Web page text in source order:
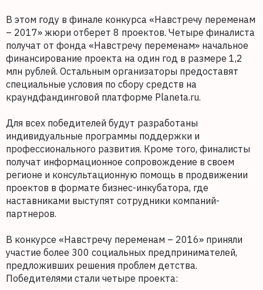
В этом году в финале конкурса «Навстречу переменам
– 2017» жюри отберет 8 проектов. Четыре финалиста
получат от фонда «Навстречу переменам» начальное
финансирование проекта на один год в размере 1,2
млн рублей. Остальным организаторы предоставят
специальные условия по сбору средств на
краундфандинговой платформе Planeta.ru.
Для всех победителей будут разработаны
индивидуальные программы поддержки и
профессионального развития. Кроме того, финалисты
получат информационное сопровождение в своем
регионе и консультационную помощь в продвижении
проектов в формате бизнес-инкубатора, где
наставниками выступят сотрудники компаний-
партнеров.
В конкурсе «Навстречу переменам – 2016» приняли
участие более 300 социальных предпринимателей,
предложивших решения проблем детства.
Победителями стали четыре проекта: